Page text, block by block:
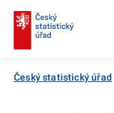
Český statistický úřad